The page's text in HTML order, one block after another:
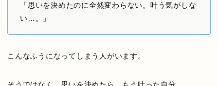
「思いを決めたのに全然変わらない。叶う気がしな
い…。」
こんなふうになってしまう人がいます。
そうではなく、 思いを決めたら、もう叶った自分。